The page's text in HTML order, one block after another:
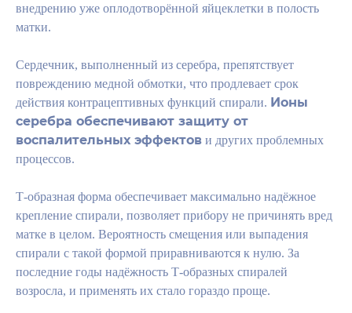
внедрению уже оплодотворённой яйцеклетки в полость
матки.
Сердечник, выполненный из серебра, препятствует
повреждению медной обмотки, что продлевает срок
действия контрацептивных функций спирали. Ионы
серебра обеспечивают защиту от
воспалительных эффектов и других проблемных
процессов.
Т-образная форма обеспечивает максимально надёжное
крепление спирали, позволяет прибору не причинять вред
матке в целом. Вероятность смещения или выпадения
спирали с такой формой приравниваются к нулю. За
последние годы надёжность Т-образных спиралей
возросла, и применять их стало гораздо проще.